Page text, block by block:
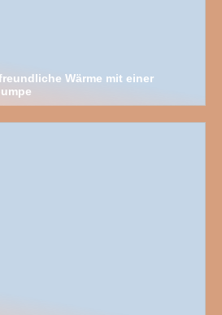
Wärme mit einer